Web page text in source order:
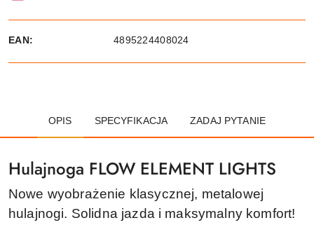
EAN: 4895224408024
OPIS SPECYFIKACJA ZADAJ PYTANIE
Hulajnoga FLOW ELEMENT LIGHTS
Nowe wyobrażenie klasycznej, metalowej
hulajnogi. Solidna jazda i maksymalny komfort!